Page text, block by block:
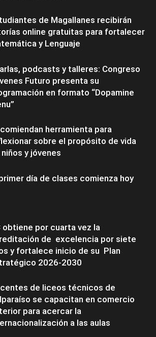
de Magallanes recibirán
online gratuitas para fortalecer
y Lenguaje
podcasts y talleres: Congreso
Futuro presenta su
en formato “Dopamine
herramienta para
sobre el propósito de vida
y jóvenes
día de clases comienza hoy
obtiene por cuarta vez la
de excelencia por siete
y fortalece inicio de su Plan
2026-2030
de liceos técnicos de
se capacitan en comercio
para acercar la
a las aulas